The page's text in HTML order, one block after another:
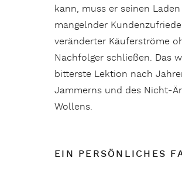
kann, muss er seinen
mangelnder
veränderter Käuferströme
Nachfolger schließen. Das
bitterste Lektion nach
Jammerns und des Nicht-
Wollens.
EIN PERSÖNLICHES